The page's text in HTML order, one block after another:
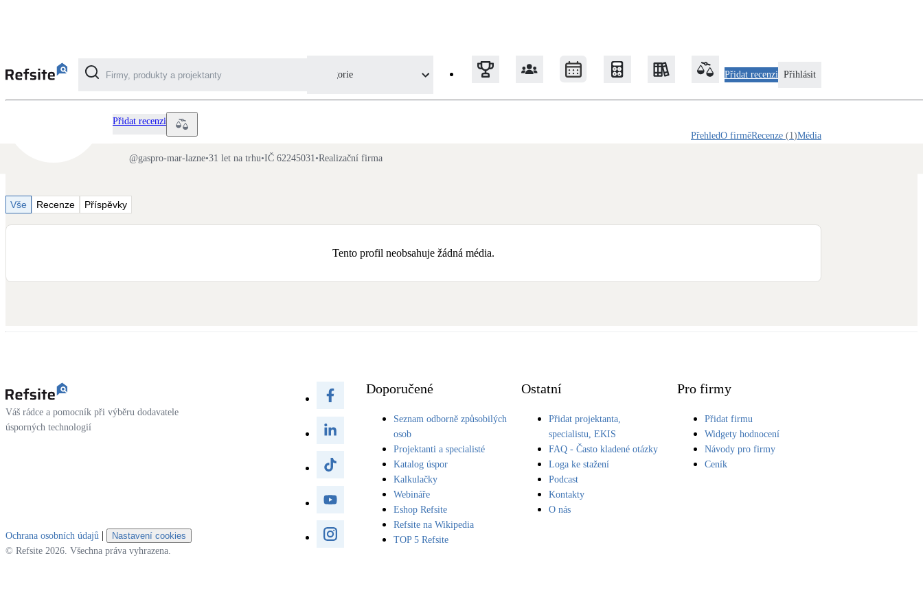
Kategorie Přidat recenzi Přihlásit
Fotovoltaika Tepelná čerpadla
Dotační, energetické služby
Okna / dveře
Šedá i černá odpadní voda Doplňkové zdroje vytápění
LED osvětlení
Vnitřní i venkovní
Retence deštové vody
Akumulace dešťovky
Zelená střecha NEW
Vegetační střechy
GasPro Mar. Lázně
Přidat recenzi
PřehledO firměRecenze (1)Média
@gaspro-mar-lazne•31 let na trhu•IČ 62245031•Realizační firma
Vše Recenze Příspěvky
Tento profil neobsahuje žádná média.
Váš rádce a pomocník při výběru dodavatele
úsporných technologií
Doporučené
Seznam odborně způsobilých
osob
Projektanti a specialisté
Katalog úspor
Kalkulačky
Webináře
Eshop Refsite
Refsite na Wikipedia
TOP 5 Refsite
Ostatní
Přidat projektanta,
specialistu, EKIS
FAQ - Často kladené otázky
Loga ke stažení
Podcast
Kontakty
O nás
Pro firmy
Přidat firmu
Widgety hodnocení
Návody pro firmy
Ceník
Ochrana osobních údajů |
Nastavení cookies
© Refsite 2026. Všechna práva vyhrazena.